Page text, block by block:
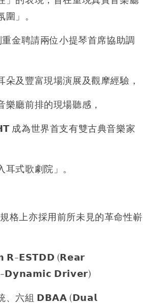
」。
金聘請兩位小提琴首席協助調
朵及豐富現場演展及觀摩經驗，
樂廳前排的現場聽感，
成為世界首支有雙古典音樂家
耳式歌劇院」。
上亦採用前所未見的革命性嶄
𝗥-𝗘𝗦𝗧𝗗𝗗 (𝗥𝗲𝗮𝗿
𝗗𝘆𝗻𝗮𝗺𝗶𝗰 𝗗𝗿𝗶𝘃𝗲𝗿)
、六組 𝗗𝗕𝗔𝗔 (𝗗𝘂𝗮𝗹